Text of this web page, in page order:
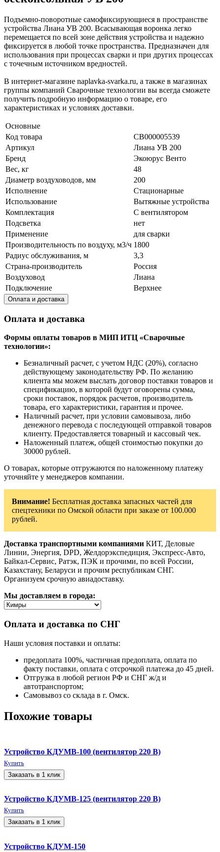
Подъемно-поворотные самофиксирующиеся в пространстве
устройства Лиана УВ 200. Всасывающая воронка легко
перемещается по всей зоне действия устройства и надежно
фиксируется в любой точке пространства. Предназначен для
использования при процессах сварки и при других процессах
с точечным источником вредностей.
В интернет-магазине naplavka-svarka.ru, а также в магазинах
группы компаний Сварочные технологии вы всегда сможете
получить подробную информацию о товаре, его
характеристиках и условиях доставки.
Основные
Код товара
СВ000005539
Артикул
Лиана УВ 200
Бренд
Экоюрус Венто
Вес, кг
48
Диаметр воздуховодов, мм
200
Исполнение
Стационарные
Использование
Вытяжные устройства
Комплектация
С вентилятором
Подсветка
нет
Применение
для сварки
Производительность по воздуху, м3/ч 1800
Радиус обслуживания, м
3,3
Страна-производитель
Россия
Воздуховод
Лиана
Подключение
Верхнее
Оплата и доставка
Оплата и доставка
Формы оплаты товаров в МИП ИТЦ «Сварочные
технологии»:
Безналичный расчет, с учетом НДС (20%), согласно
действующему законодательству РФ. По желанию
клиента мы можем выслать договор поставки товаров и
спецификацию, в которой будут оговорены сумма,
сроки поставок, порядок расчетов, производитель
товара, его характеристики, гарантия и прочее.
Наличный расчет, при условии самовывоза, либо
денежного перевода с последующей отправкой товаров
клиенту. Предоставляется товарный и кассовый чек.
Наложенный платеж, общей стоимостью покупки до
30000 рублей.
О товарах, которые отгружаются по наложенному платежу
уточняйте у менеджеров компании.
Внимание! Бесплатная доставка запасных частей для
спецтехники по Омской области при заказе от 100.000
рублей.
Доставка транспортными компаниями КИТ, Деловые
Линии, Энергия, DPD, Желдорэкспедиция, Экспресс-Авто,
Байкал-Сервис, Ратэк, ПЭК и прочими, по всей России,
Казахстану, Беларуси и прочим республикам СНГ.
Организуем срочную авиадоставку.
Мы доставляем в города:
Оплата и доставка по СНГ
Наши условия поставки и оплаты:
предоплата 100%, частичная предоплата, оплата по
факту поставки, оплата с отсрочкой платежа до 45 дней.
Отгрузка в любой регион РФ и СНГ ж/д и
автотранспортом;
Самовывоз со склада в г. Омск.
Похожие товары
Устройство КДУМВ-100 (вентилятор 220 В)
Купить
Заказать в 1 клик
Устройство КДУМВ-125 (вентилятор 220 В)
Купить
Заказать в 1 клик
Устройство КДУМ-150